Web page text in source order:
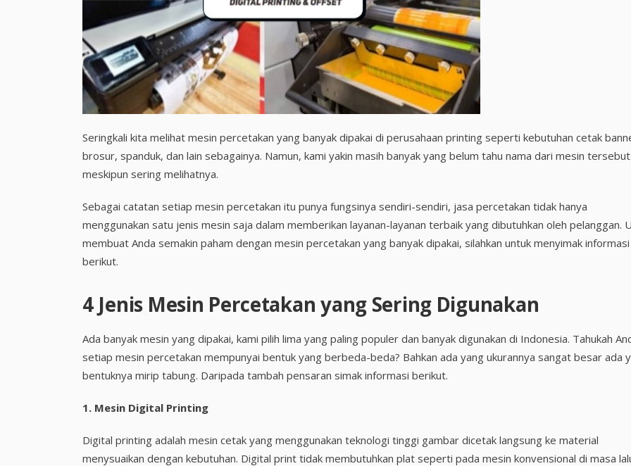
Seringkali kita melihat mesin percetakan yang banyak dipakai di perusahaan printing seperti kebutuhan cetak
brosur, spanduk, dan lain sebagainya. Namun, kami yakin masih banyak yang belum tahu nama dari mesin tersebut
meskipun sering melihatnya.
Sebagai catatan setiap mesin percetakan itu punya fungsinya sendiri-sendiri, jasa percetakan tidak hanya
menggunakan satu jenis mesin saja dalam memberikan layanan-layanan terbaik yang dibutuhkan oleh pelanggan.
membuat Anda semakin paham dengan mesin percetakan yang banyak dipakai, silahkan untuk menyimak informasi
berikut.
4 Jenis Mesin Percetakan yang Sering Digunakan
Ada banyak mesin yang dipakai, kami pilih lima yang paling populer dan banyak digunakan di Indonesia. Tahukah
setiap mesin percetakan mempunyai bentuk yang berbeda-beda? Bahkan ada yang ukurannya sangat besar ada
bentuknya mirip tabung. Daripada tambah pensaran simak informasi berikut.
1. Mesin Digital Printing
Digital printing adalah mesin cetak yang menggunakan teknologi tinggi gambar dicetak langsung ke material
menysuaikan dengan kebutuhan. Digital print tidak membutuhkan plat seperti pada mesin konvensional di masa